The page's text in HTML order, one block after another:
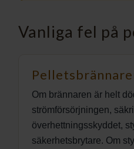
Vanliga fel på
Om brännaren är helt
strömförsörjningen,
överhettningsskyddet,
säkerhetsbrytare. Om